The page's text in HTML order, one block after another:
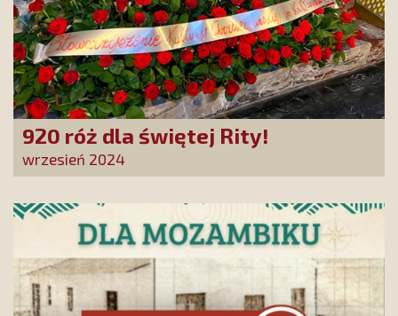
920 róż dla świętej Rity!
wrzesień 2024